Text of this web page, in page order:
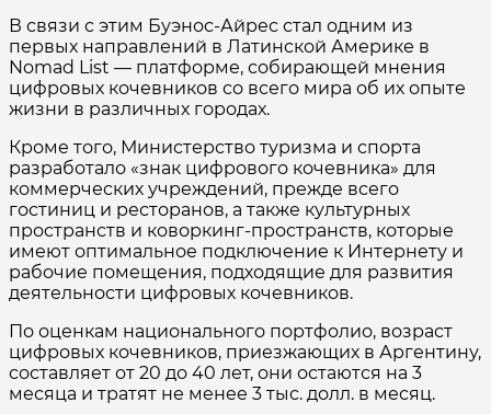
В связи с этим Буэнос-Айрес стал одним из
первых направлений в Латинской Америке в
Nomad List — платформе, собирающей мнения
цифровых кочевников со всего мира об их опыте
жизни в различных городах.
Кроме того, Министерство туризма и спорта
разработало «знак цифрового кочевника» для
коммерческих учреждений, прежде всего
гостиниц и ресторанов, а также культурных
пространств и коворкинг-пространств, которые
имеют оптимальное подключение к Интернету и
рабочие помещения, подходящие для развития
деятельности цифровых кочевников.
По оценкам национального портфолио, возраст
цифровых кочевников, приезжающих в Аргентину,
составляет от 20 до 40 лет, они остаются на 3
месяца и тратят не менее 3 тыс. долл. в месяц.